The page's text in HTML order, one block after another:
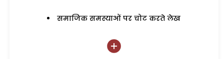
समाजिक समस्याओं पर चोट करते लेख